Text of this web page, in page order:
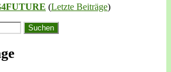
(Letzte Beiträge)